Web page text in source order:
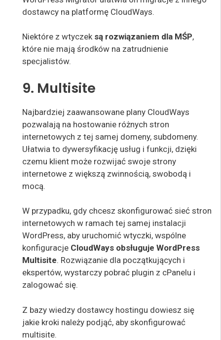
dostawcy na platformę CloudWays.
Niektóre z wtyczek są rozwiązaniem dla MŚP,
które nie mają środków na zatrudnienie
specjalistów.
9. Multisite
Najbardziej zaawansowane plany CloudWays
pozwalają na hostowanie różnych stron
internetowych z tej samej domeny, subdomeny.
Ułatwia to dywersyfikację usług i funkcji, dzięki
czemu klient może rozwijać swoje strony
internetowe z większą zwinnością, swobodą i
mocą.
W przypadku, gdy chcesz skonfigurować sieć stron
internetowych w ramach tej samej instalacji
WordPress, aby uruchomić wtyczki, wspólne
konfiguracje CloudWays obsługuje WordPress
Multisite. Rozwiązanie dla początkujących i
ekspertów, wystarczy pobrać plugin z cPanelu i
zalogować się.
Z bazy wiedzy dostawcy hostingu dowiesz się
jakie kroki należy podjąć, aby skonfigurować
multisite.